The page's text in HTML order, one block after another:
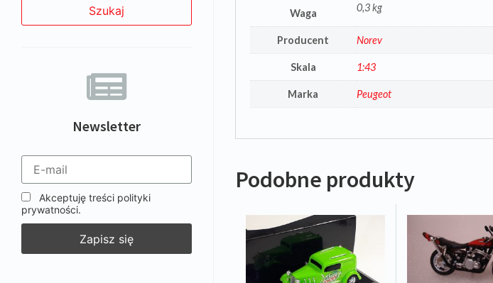
Newsletter
Akceptuję treści polityki
prywatności.
Waga 0,3 kg
Producent Norev
Skala 1:43
Marka Peugeot
Podobne produkty